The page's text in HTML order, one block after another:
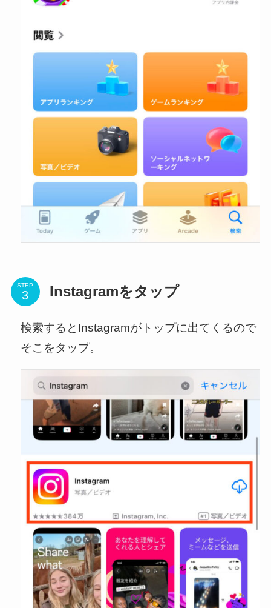
STEP Instagramをタップ
検索するとInstagramがトップに出てくるので
そこをタップ。